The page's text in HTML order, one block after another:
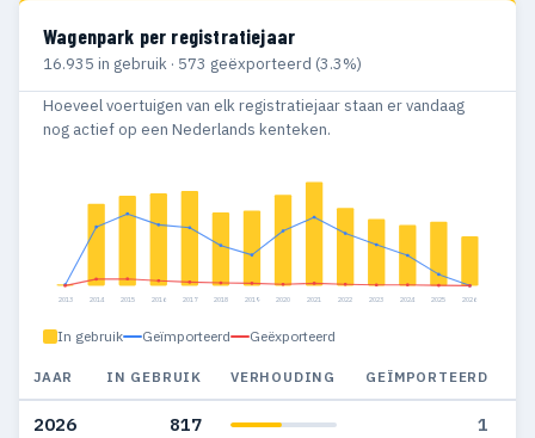
Wagenpark per registratiejaar
16.935 in gebruik · 573 geëxporteerd (3.3%)
Hoeveel voertuigen van elk registratiejaar staan er vandaag
nog actief op een Nederlands kenteken.
2013 2014 2015 2016 2017 2018 2019 2020 2021 2022 2023 2024 2025 2026
In gebruik Geïmporteerd Geëxporteerd
JAAR IN GEBRUIK VERHOUDING GEÏMPORTEERD
2026 817 1